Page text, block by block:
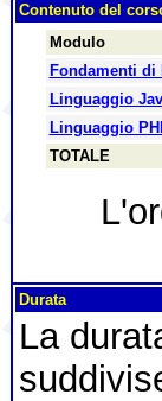
Contenuto del
Modulo
Fondamenti di
Linguaggio
Linguaggio
TOTALE
Durata
La